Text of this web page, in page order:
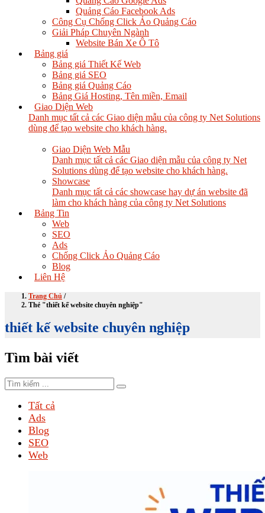
Quảng Cáo Facebook Ads
Công Cụ Chống Click Ảo Quảng Cáo
Giải Pháp Chuyên Ngành
Website Bán Xe Ô Tô
Bảng giá
Bảng giá Thiết Kế Web
Bảng giá SEO
Bảng giá Quảng Cáo
Bảng Giá Hosting, Tên miền, Email
Giao Diện Web
Danh mục tất cả các Giao diện mẫu của công ty Net Solutions
dùng để tạo website cho khách hàng.
Giao Diện Web Mẫu
Danh mục tất cả các Giao diện mẫu của công ty Net
Solutions dùng để tạo website cho khách hàng.
Showcase
Danh mục tất cả các showcase hay dự án website đã
làm cho khách hàng của công ty Net Solutions
Bảng Tin
Web
SEO
Ads
Chống Click Ảo Quảng Cáo
Blog
Liên Hệ
Trang Chủ /
Thẻ "thiết kế website chuyên nghiệp"
thiết kế website chuyên nghiệp
Tìm bài viết
Tất cả
Ads
Blog
SEO
Web